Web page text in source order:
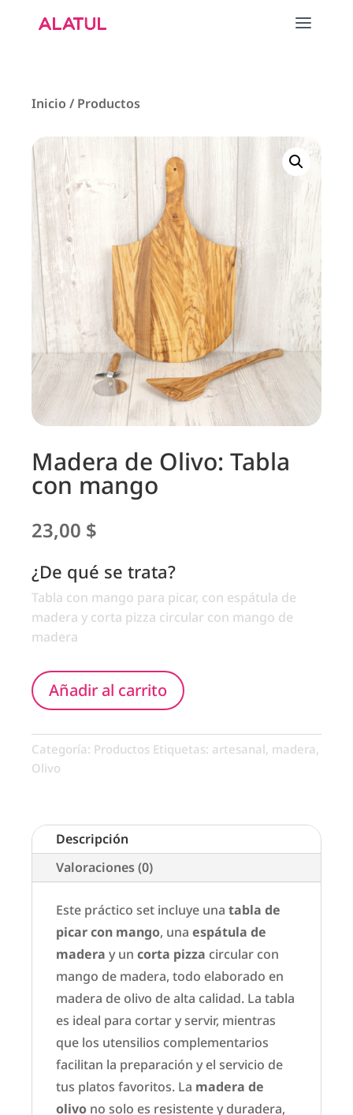
Inicio / Productos
Madera de Olivo: Tabla
con mango
23,00 $
¿De qué se trata?
Tabla con mango para picar, con espátula de
madera y corta pizza circular con mango de
madera
Añadir al carrito
Categoría: Productos Etiquetas: artesanal, madera,
Olivo
Descripción
Valoraciones (0)
Este práctico set incluye una tabla de
picar con mango, una espátula de
madera y un corta pizza circular con
mango de madera, todo elaborado en
madera de olivo de alta calidad. La tabla
es ideal para cortar y servir, mientras
que los utensilios complementarios
facilitan la preparación y el servicio de
tus platos favoritos. La madera de
olivo no solo es resistente y duradera,